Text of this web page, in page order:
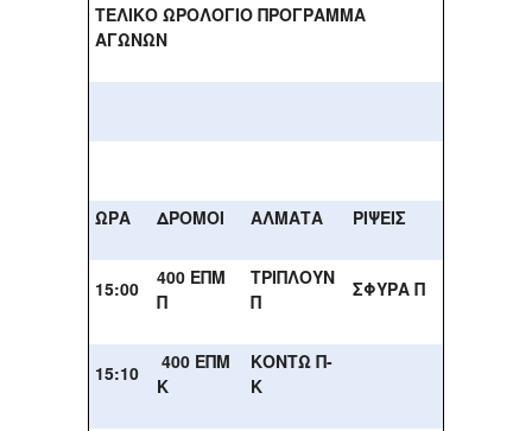
ΤΕΛΙΚΟ ΩΡΟΛΟΓΙΟ ΠΡΟΓΡΑΜΜΑ
ΑΓΩΝΩΝ
ΩΡΑ ΔΡΟΜΟΙ ΑΛΜΑΤΑ ΡΙΨΕΙΣ
15:00
400 ΕΠΜ
Π
ΤΡΙΠΛΟΥΝ
Π
ΣΦΥΡΑ Π
15:10
400 ΕΠΜ
Κ
ΚΟΝΤΩ Π-
Κ